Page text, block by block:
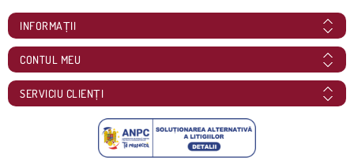
INFORMAȚII
CONTUL MEU
SERVICIU CLIENȚI